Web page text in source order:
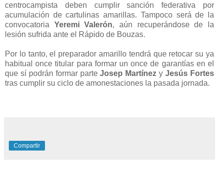
centrocampista deben cumplir sanción federativa por
acumulación de cartulinas amarillas. Tampoco será de la
convocatoria Yeremi Valerón, aún recuperándose de la
lesión sufrida ante el Rápido de Bouzas.
Por lo tanto, el preparador amarillo tendrá que retocar su ya
habitual once titular para formar un once de garantías en el
que sí podrán formar parteJosep Martínez yJesús Fortes
tras cumplir su ciclo de amonestaciones la pasada jornada.
Compartir